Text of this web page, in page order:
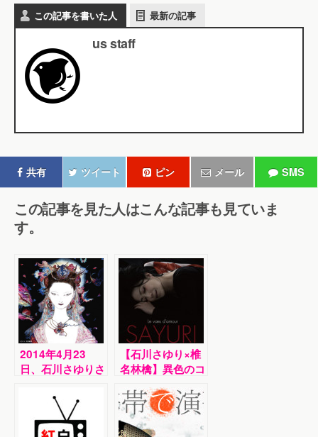
この記事を書いた人 最新の記事
us staff
共有 ツイート ピン メール SMS
この記事を見た人はこんな記事も見ていま
す。
2014年4月23
日、石川さゆりさ
ムを発売しまし
【石川さゆり×椎
名林檎】異色のコ
ラボ！聴かなきゃ
損する「暗夜の心
中立て」の魅力
【PVも絶賛】